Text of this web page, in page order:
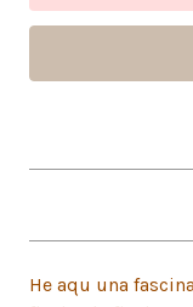
He aqu una